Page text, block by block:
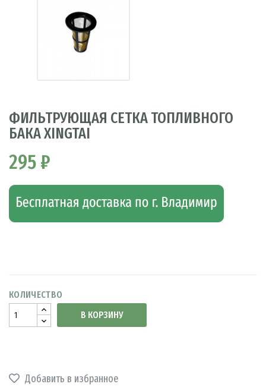
ФИЛЬТРУЮЩАЯ СЕТКА ТОПЛИВНОГО
БАКА XINGTAI
295 ₽
КОЛИЧЕСТВО
В КОРЗИНУ
Добавить в избранное